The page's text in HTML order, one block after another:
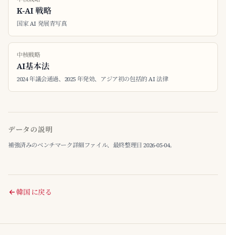
K-AI 戦略
国家 AI 発展青写真
中核戦略
AI基本法
2024 年議会通過、2025 年発効、アジア初の包括的 AI 法律
データの説明
補強済みのベンチマーク詳細ファイル、最終整理日 2026-05-04。
韓国 に戻る